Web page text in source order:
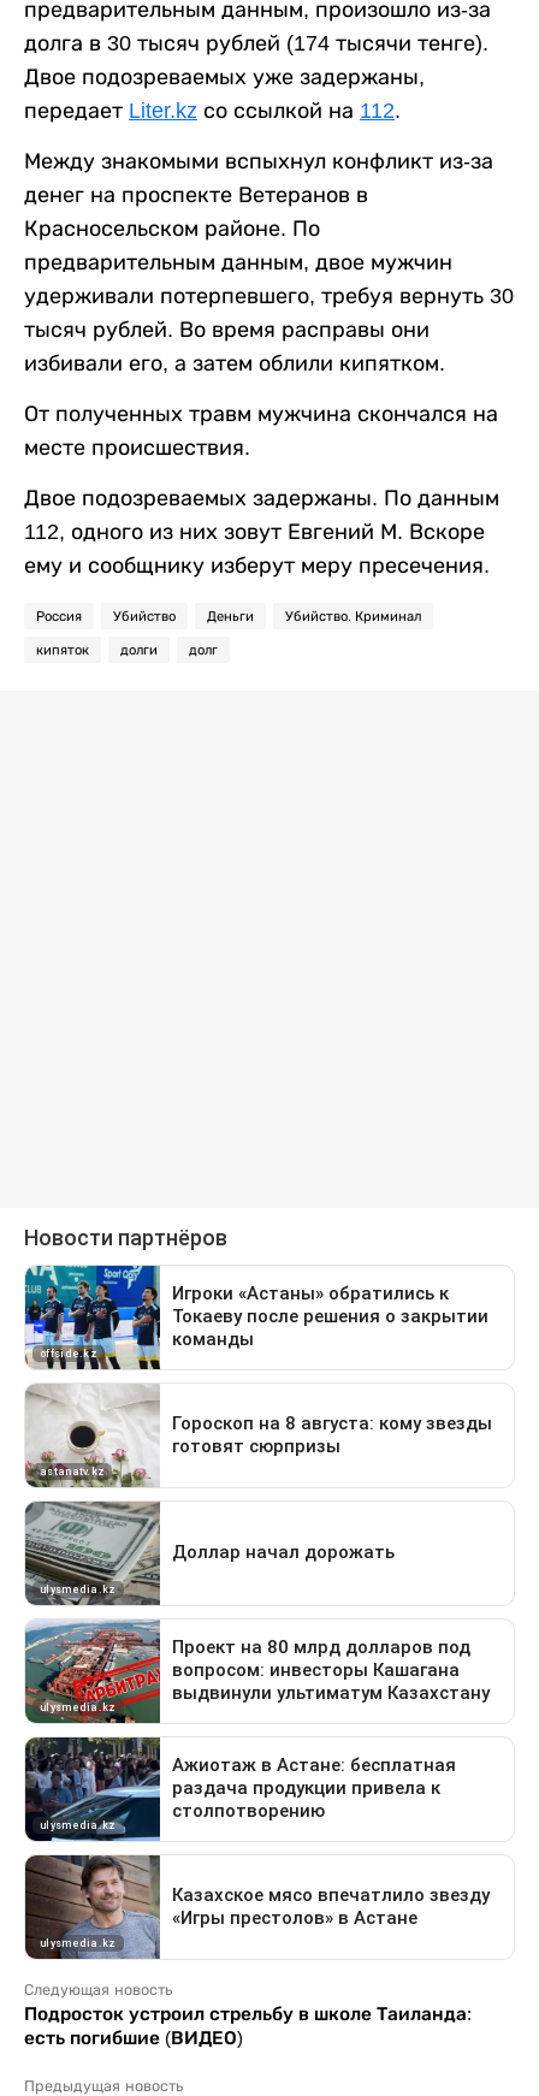
предварительным данным, произошло из-за
долга в 30 тысяч рублей (174 тысячи тенге).
Двое подозреваемых уже задержаны,
передает Liter.kz со ссылкой на 112.
Между знакомыми вспыхнул конфликт из-за
денег на проспекте Ветеранов в
Красносельском районе. По
предварительным данным, двое мужчин
удерживали потерпевшего, требуя вернуть 30
тысяч рублей. Во время расправы они
избивали его, а затем облили кипятком.
От полученных травм мужчина скончался на
месте происшествия.
Двое подозреваемых задержаны. По данным
112, одного из них зовут Евгений М. Вскоре
ему и сообщнику изберут меру пресечения.
Россия Убийство Деньги Убийство. Криминал
кипяток долги долг
Следующая новость
Подросток устроил стрельбу в школе Таиланда:
есть погибшие (ВИДЕО)
Предыдущая новость